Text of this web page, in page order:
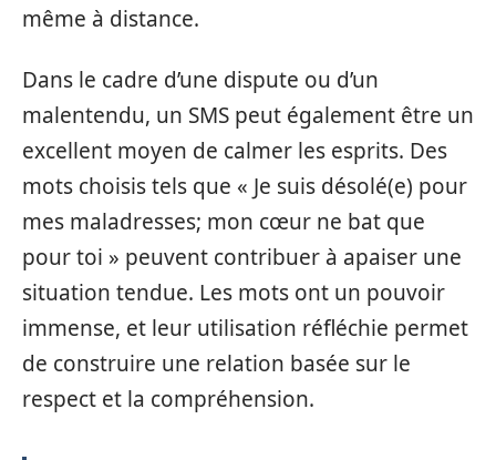
même à distance.
Dans le cadre d’une dispute ou d’un
malentendu, un SMS peut également être un
excellent moyen de calmer les esprits. Des
mots choisis tels que « Je suis désolé(e) pour
mes maladresses; mon cœur ne bat que
pour toi » peuvent contribuer à apaiser une
situation tendue. Les mots ont un pouvoir
immense, et leur utilisation réfléchie permet
de construire une relation basée sur le
respect et la compréhension.